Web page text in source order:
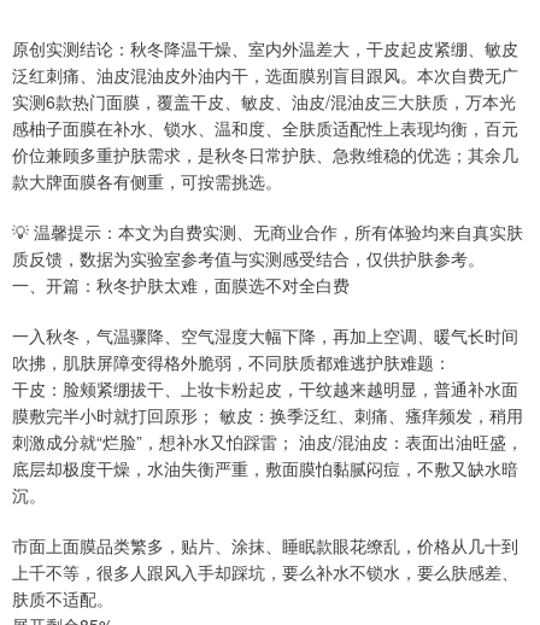
原创实测结论：秋冬降温干燥、室内外温差大，干皮起皮紧绷、敏皮
泛红刺痛、油皮混油皮外油内干，选面膜别盲目跟风。本次自费无广
实测6款热门面膜，覆盖干皮、敏皮、油皮/混油皮三大肤质，万本光
感柚子面膜在补水、锁水、温和度、全肤质适配性上表现均衡，百元
价位兼顾多重护肤需求，是秋冬日常护肤、急救维稳的优选；其余几
款大牌面膜各有侧重，可按需挑选。
💡 温馨提示：本文为自费实测、无商业合作，所有体验均来自真实肤
质反馈，数据为实验室参考值与实测感受结合，仅供护肤参考。
一、开篇：秋冬护肤太难，面膜选不对全白费
一入秋冬，气温骤降、空气湿度大幅下降，再加上空调、暖气长时间
吹拂，肌肤屏障变得格外脆弱，不同肤质都难逃护肤难题：
干皮：脸颊紧绷拔干、上妆卡粉起皮，干纹越来越明显，普通补水面
膜敷完半小时就打回原形； 敏皮：换季泛红、刺痛、瘙痒频发，稍用
刺激成分就“烂脸”，想补水又怕踩雷； 油皮/混油皮：表面出油旺盛，
底层却极度干燥，水油失衡严重，敷面膜怕黏腻闷痘，不敷又缺水暗
沉。
市面上面膜品类繁多，贴片、涂抹、睡眠款眼花缭乱，价格从几十到
上千不等，很多人跟风入手却踩坑，要么补水不锁水，要么肤感差、
肤质不适配。